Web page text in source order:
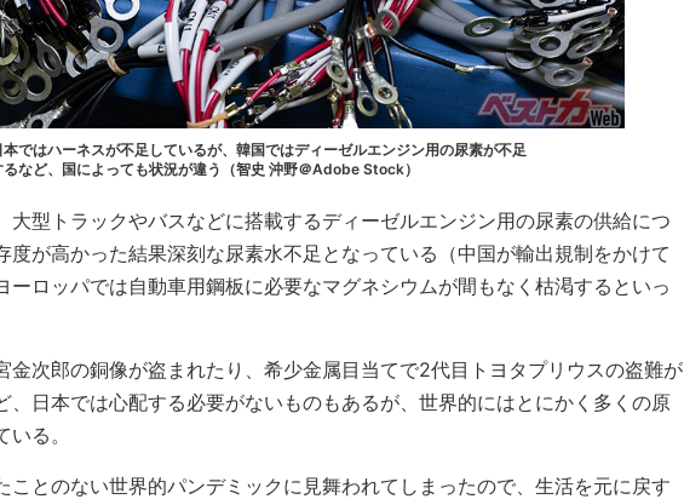
本ではハーネスが不足しているが、韓国ではディーゼルエンジン用の尿素が不足
るなど、国によっても状況が違う（智史 沖野＠Adobe Stock）
型トラックやバスなどに搭載するディーゼルエンジン用の尿素の供給につ
度が高かった結果深刻な尿素水不足となっている（中国が輸出規制をかけて
ーロッパでは自動車用鋼板に必要なマグネシウムが間もなく枯渇するといっ
次郎の銅像が盗まれたり、希少金属目当てで2代目トヨタプリウスの盗難が
、日本では心配する必要がないものもあるが、世界的にはとにかく多くの原
る。
とのない世界的パンデミックに見舞われてしまったので、生活を元に戻す